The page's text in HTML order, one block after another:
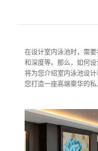
在设计室内泳池时，需
和深度等。那么，如何
将为您介绍室内泳池设
您打造一座高端豪华的私